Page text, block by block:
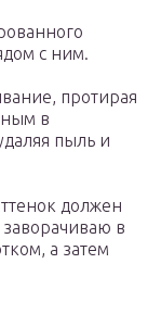
с ним.
протирая
в
пыль и
должен
заворачиваю в
а затем